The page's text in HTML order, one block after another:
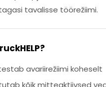
tavalisse töörežiimi.
avariirežiimi koheselt
kõik mitteaktiivsed